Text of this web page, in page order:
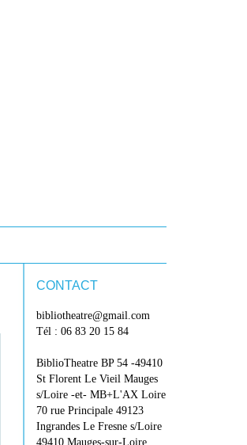
CONTACT
bibliotheatre@gmail.com
Tél : 06 83 20 15 84
BiblioTheatre BP 54 -49410
St Florent Le Vieil Mauges
s/Loire -et- MB+L'AX Loire
70 rue Principale 49123
Ingrandes Le Fresne s/Loire
49410 Mauges-sur-Loire